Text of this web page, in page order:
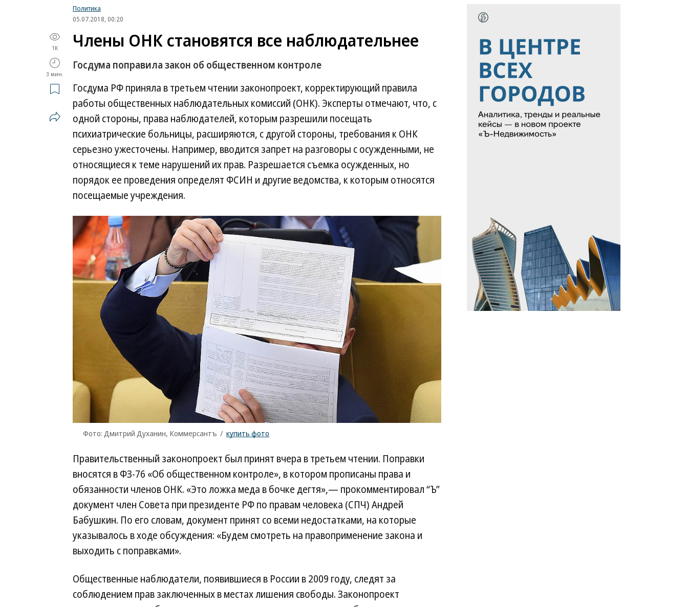
Политика
05.07.2018, 00:20
1K
3 мин.
Члены ОНК становятся все наблюдательнее
Госдума поправила закон об общественном контроле
Госдума РФ приняла в третьем чтении законопроект, корректирующий правила
работы общественных наблюдательных комиссий (ОНК). Эксперты отмечают, что, с
одной стороны, права наблюдателей, которым разрешили посещать
психиатрические больницы, расширяются, с другой стороны, требования к ОНК
серьезно ужесточены. Например, вводится запрет на разговоры с осужденными, не
относящиеся к теме нарушений их прав. Разрешается съемка осужденных, но
порядок ее проведения определят ФСИН и другие ведомства, к которым относятся
посещаемые учреждения.
Фото: Дмитрий Духанин, Коммерсантъ / купить фото
Правительственный законопроект был принят вчера в третьем чтении. Поправки
вносятся в ФЗ-76 «Об общественном контроле», в котором прописаны права и
обязанности членов ОНК. «Это ложка меда в бочке дегтя»,— прокомментировал “Ъ”
документ член Совета при президенте РФ по правам человека (СПЧ) Андрей
Бабушкин. По его словам, документ принят со всеми недостатками, на которые
указывалось в ходе обсуждения: «Будем смотреть на правоприменение закона и
выходить с поправками».
Общественные наблюдатели, появившиеся в России в 2009 году, следят за
соблюдением прав заключенных в местах лишения свободы. Законопроект